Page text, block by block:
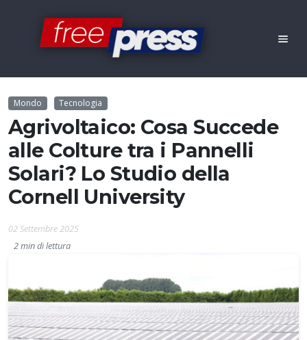
Mondo Tecnologia
Agrivoltaico: Cosa Succede
alle Colture tra i Pannelli
Solari? Lo Studio della
Cornell University
02 Settembre 2025
2 min di lettura